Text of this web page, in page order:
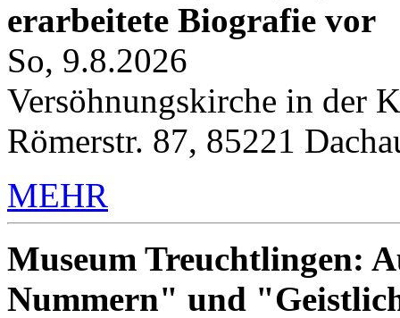
erarbeitete Biografie vor
So, 9.8.2026
Versöhnungskirche in der
Römerstr. 87, 85221
MEHR
Museum Treuchtlingen:
Nummern" und